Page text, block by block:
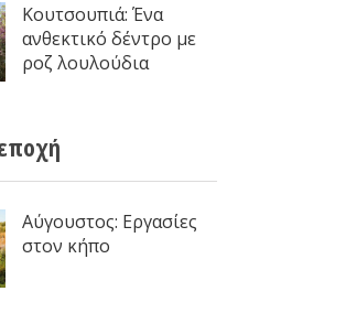
Κουτσουπιά: Ένα
ανθεκτικό δέντρο με
ροζ λουλούδια
Αύγουστος: Εργασίες
στον κήπο